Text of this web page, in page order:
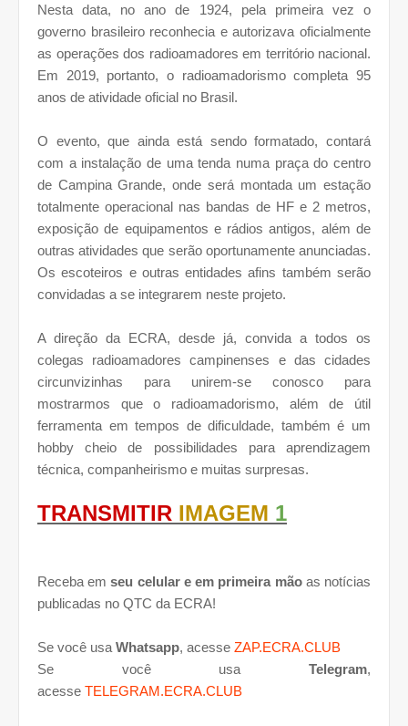
Nesta data, no ano de 1924, pela primeira vez o
governo brasileiro reconhecia e autorizava oficialmente
as operações dos radioamadores em território nacional.
Em 2019, portanto, o radioamadorismo completa 95
anos de atividade oficial no Brasil.
O evento, que ainda está sendo formatado, contará
com a instalação de uma tenda numa praça do centro
de Campina Grande, onde será montada um estação
totalmente operacional nas bandas de HF e 2 metros,
exposição de equipamentos e rádios antigos, além de
outras atividades que serão oportunamente anunciadas.
Os escoteiros e outras entidades afins também serão
convidadas a se integrarem neste projeto.
A direção da ECRA, desde já, convida a todos os
colegas radioamadores campinenses e das cidades
circunvizinhas para unirem-se conosco para
mostrarmos que o radioamadorismo, além de útil
ferramenta em tempos de dificuldade, também é um
hobby cheio de possibilidades para aprendizagem
técnica, companheirismo e muitas surpresas.
TRANSMITIR IMAGEM 1
Receba emseu celular e em primeira mãoas notícias
publicadas no QTC da ECRA!
Se você usa Whatsapp, acesse ZAP.ECRA.CLUB
Se você usa Telegram,
acesse TELEGRAM.ECRA.CLUB